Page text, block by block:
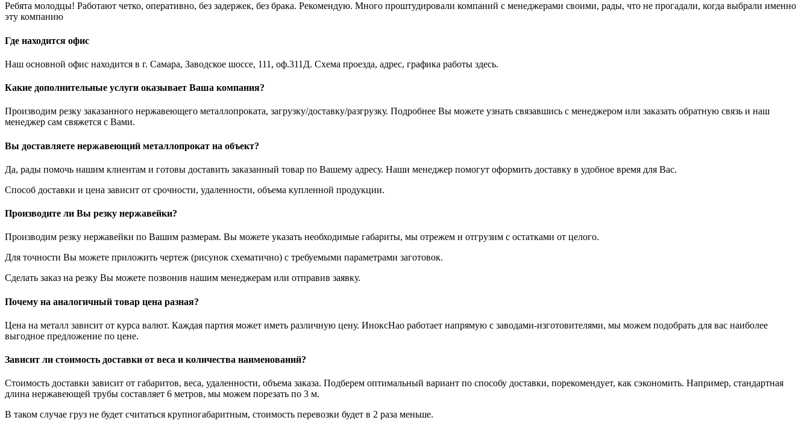
Ребята молодцы! Работают четко, оперативно, без задержек, без брака. Рекомендую. Много проштудировали компаний с менеджерами своими, рады, что не прогадали, когда выбрали именно
эту компанию
Где находится офис
Наш основной офис находится в г. Самара, Заводское шоссе, 111, оф.311Д. Схема проезда, адрес, графика работы здесь.
Какие дополнительные услуги оказывает Ваша компания?
Производим резку заказанного нержавеющего металлопроката, загрузку/доставку/разгрузку. Подробнее Вы можете узнать связавшись с менеджером или заказать обратную связь и наш
менеджер сам свяжется с Вами.
Вы доставляете нержавеющий металлопрокат на объект?
Да, рады помочь нашим клиентам и готовы доставить заказанный товар по Вашему адресу. Наши менеджер помогут оформить доставку в удобное время для Вас.
Способ доставки и цена зависит от срочности, удаленности, объема купленной продукции.
Производите ли Вы резку нержавейки?
Производим резку нержавейки по Вашим размерам. Вы можете указать необходимые габариты, мы отрежем и отгрузим с остатками от целого.
Для точности Вы можете приложить чертеж (рисунок схематично) с требуемыми параметрами заготовок.
Сделать заказ на резку Вы можете позвонив нашим менеджерам или отправив заявку.
Почему на аналогичный товар цена разная?
Цена на металл зависит от курса валют. Каждая партия может иметь различную цену. ИноксНао работает напрямую с заводами-изготовителями, мы можем подобрать для вас наиболее
выгодное предложение по цене.
Зависит ли стоимость доставки от веса и количества наименований?
Стоимость доставки зависит от габаритов, веса, удаленности, объема заказа. Подберем оптимальный вариант по способу доставки, порекомендует, как сэкономить. Например, стандартная
длина нержавеющей трубы составляет 6 метров, мы можем порезать по 3 м.
В таком случае груз не будет считаться крупногабаритным, стоимость перевозки будет в 2 раза меньше.